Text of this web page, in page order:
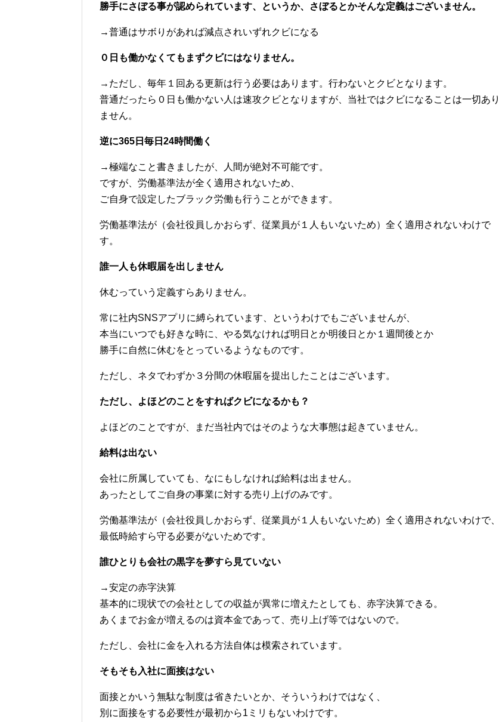
勝手にさぼる事が認められています、というか、さぼるとかそんな定義はございません。
→普通はサボりがあれば減点されいずれクビになる
０日も働かなくてもまずクビにはなりません。
→ただし、毎年１回ある更新は行う必要はあります。行わないとクビとなります。
普通だったら０日も働かない人は速攻クビとなりますが、当社ではクビになることは一切あり
ません。
逆に365日毎日24時間働く
→極端なこと書きましたが、人間が絶対不可能です。
ですが、労働基準法が全く適用されないため、
ご自身で設定したブラック労働も行うことができます。
労働基準法が（会社役員しかおらず、従業員が１人もいないため）全く適用されないわけで
す。
誰一人も休暇届を出しません
休むっていう定義すらありません。
常に社内SNSアプリに縛られています、というわけでもございませんが、
本当にいつでも好きな時に、やる気なければ明日とか明後日とか１週間後とか
勝手に自然に休むをとっているようなものです。
ただし、ネタでわずか３分間の休暇届を提出したことはございます。
ただし、よほどのことをすればクビになるかも？
よほどのことですが、まだ当社内ではそのような大事態は起きていません。
給料は出ない
会社に所属していても、なにもしなければ給料は出ません。
あったとしてご自身の事業に対する売り上げのみです。
労働基準法が（会社役員しかおらず、従業員が１人もいないため）全く適用されないわけで、
最低時給すら守る必要がないためです。
誰ひとりも会社の黒字を夢すら見ていない
→安定の赤字決算
基本的に現状での会社としての収益が異常に増えたとしても、赤字決算できる。
あくまでお金が増えるのは資本金であって、売り上げ等ではないので。
ただし、会社に金を入れる方法自体は模索されています。
そもそも入社に面接はない
面接とかいう無駄な制度は省きたいとか、そういうわけではなく、
別に面接をする必要性が最初から1ミリもないわけです。